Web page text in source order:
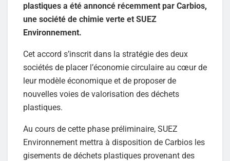
plastiques a été annoncé récemment par Carbios,
une société de chimie verte et SUEZ
Environnement.
Cet accord s’inscrit dans la stratégie des deux
sociétés de placer l’économie circulaire au cœur de
leur modèle économique et de proposer de
nouvelles voies de valorisation des déchets
plastiques.
Au cours de cette phase préliminaire, SUEZ
Environnement mettra à disposition de Carbios les
gisements de déchets plastiques provenant des